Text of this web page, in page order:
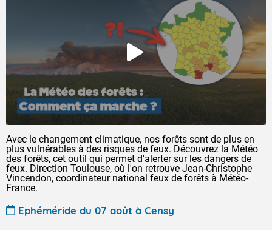
Avec le changement climatique, nos forêts sont de plus en
plus vulnérables à des risques de feux. Découvrez la Météo
des forêts, cet outil qui permet d'alerter sur les dangers de
feux. Direction Toulouse, où l'on retrouve Jean-Christophe
Vincendon, coordinateur national feux de forêts à Météo-
France.
Ephéméride du 07 août à Censy